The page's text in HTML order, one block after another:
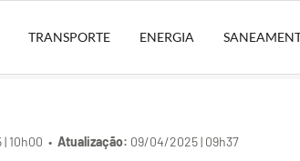
TRANSPORTE ENERGIA
| 10h00 •Atualização: 09/04/2025 | 09h37